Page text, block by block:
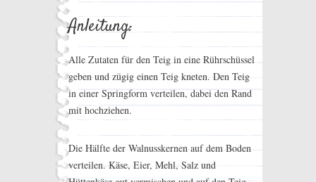
Anleitung:
Alle Zutaten für den Teig in eine Rührschüssel
geben und zügig einen Teig kneten. Den Teig
in einer Springform verteilen, dabei den Rand
mit hochziehen.
Die Hälfte der Walnusskernen auf dem Boden
verteilen. Käse, Eier, Mehl, Salz und